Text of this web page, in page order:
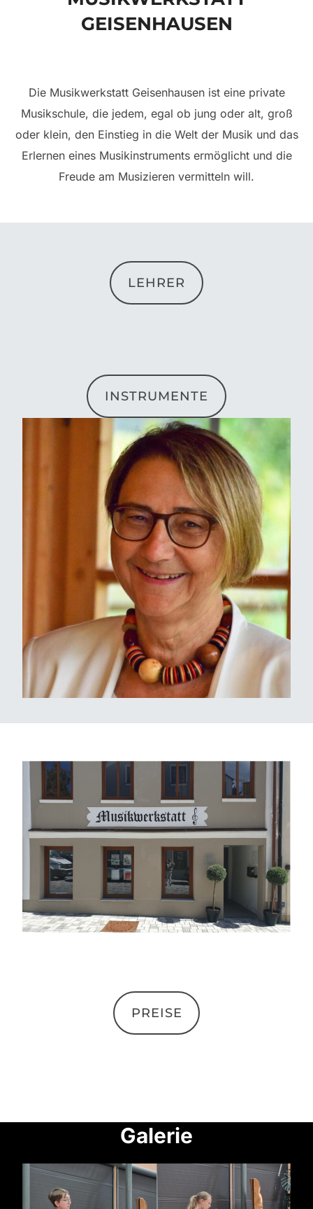
GEISENHAUSEN
Die Musikwerkstatt Geisenhausen ist eine private
Musikschule, die jedem, egal ob jung oder alt, groß
oder klein, den Einstieg in die Welt der Musik und das
Erlernen eines Musikinstruments ermöglicht und die
Freude am Musizieren vermitteln will.
LEHRER
INSTRUMENTE
PREISE
Galerie